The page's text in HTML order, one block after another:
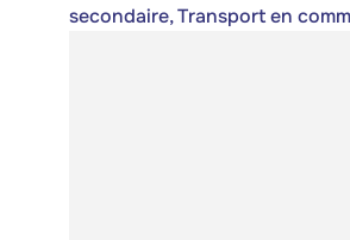
secondaire, Transport en